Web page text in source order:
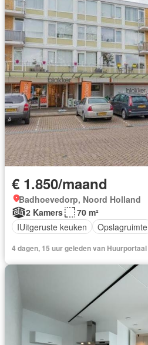
€ 1.850/maand
Badhoevedorp, Noord Holland
2 Kamers
70 m²
IUitgeruste keuken
Opslagruimte
4 dagen, 15 uur geleden van Huurportaal